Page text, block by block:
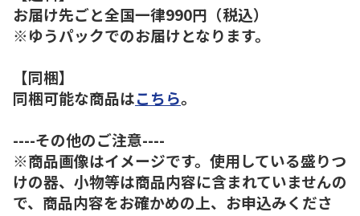
お届け先ごと全国一律990円（税込）
※ゆうパックでのお届けとなります。
【同梱】
同梱可能な商品はこちら。
----その他のご注意----
※商品画像はイメージです。使用している盛りつ
けの器、小物等は商品内容に含まれていませんの
で、商品内容をお確かめの上、お申込みくださ